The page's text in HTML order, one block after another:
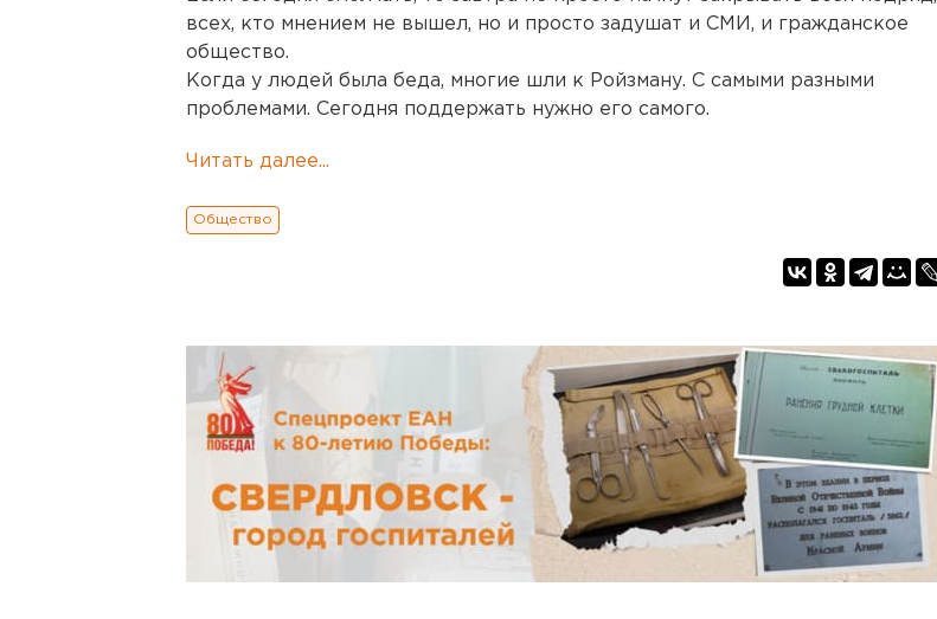
всех, кто мнением не вышел, но и просто задушат и СМИ, и гражданское
общество.
Когда у людей была беда, многие шли к Ройзману. С самыми разными
проблемами. Сегодня поддержать нужно его самого.
Читать далее...
Общество